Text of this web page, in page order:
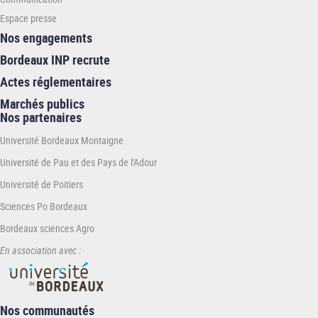
Espace presse
Nos engagements
Bordeaux INP recrute
Actes réglementaires
Marchés publics
Nos partenaires
Université Bordeaux Montaigne
Université de Pau et des Pays de l'Adour
Université de Poitiers
Sciences Po Bordeaux
Bordeaux sciences Agro
En association avec :
Nos communautés